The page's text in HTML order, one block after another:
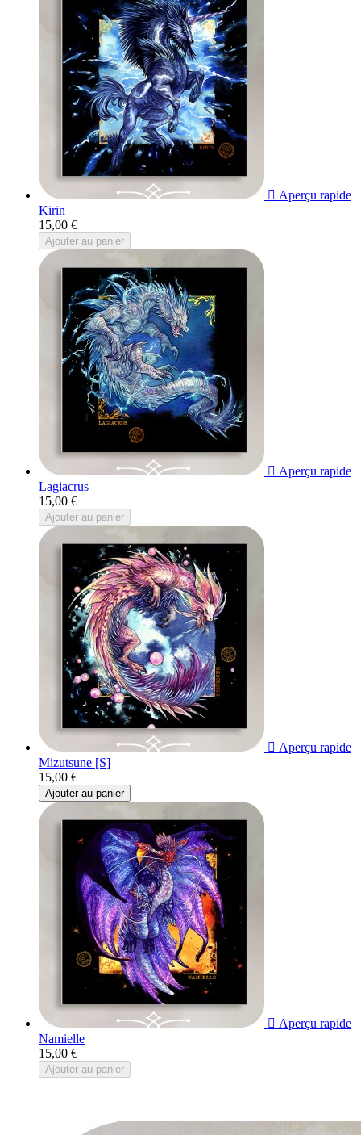
 Aperçu rapide
Kirin
15,00 €
Ajouter au panier
 Aperçu rapide
Lagiacrus
15,00 €
Ajouter au panier
 Aperçu rapide
Mizutsune [S]
15,00 €
Ajouter au panier
 Aperçu rapide
Namielle
15,00 €
Ajouter au panier